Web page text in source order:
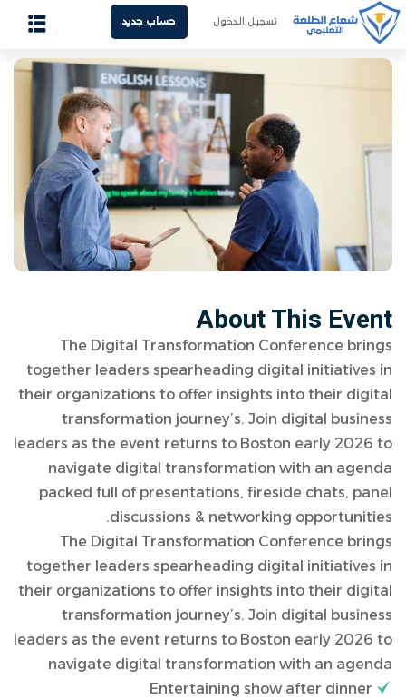
الرئيسية
من نحن
غرف المدرسين
الدورات المسجلة
الفيديوهات المسجلة
تسجيل الدخول حساب جديد
About This Event
The Digital Transformation Conference brings
together leaders spearheading digital initiatives in
their organizations to offer insights into their digital
transformation journey’s. Join digital business
leaders as the event returns to Boston early 2026 to
navigate digital transformation with an agenda
packed full of presentations, fireside chats, panel
discussions & networking opportunities.
The Digital Transformation Conference brings
together leaders spearheading digital initiatives in
their organizations to offer insights into their digital
transformation journey’s. Join digital business
leaders as the event returns to Boston early 2026 to
navigate digital transformation with an agenda
Entertaining show after dinner
Sign up
Sign in
Don’t have an account?Sign up
تذكرني هل فقدت كلمة المرور الخاصة بك؟